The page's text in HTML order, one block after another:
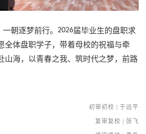
朝逐梦前行。 2026届毕业生的盘职求
全体盘职学子，带着母校的祝福与牵
山海，以青春之我、筑时代之梦，前路
初审初校 | 于远平
复审复校 | 张飞